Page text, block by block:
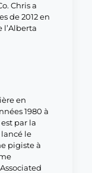
Chris a
de 2012 en
l’Alberta
en
1980 à
par la
lancé le
pigiste à